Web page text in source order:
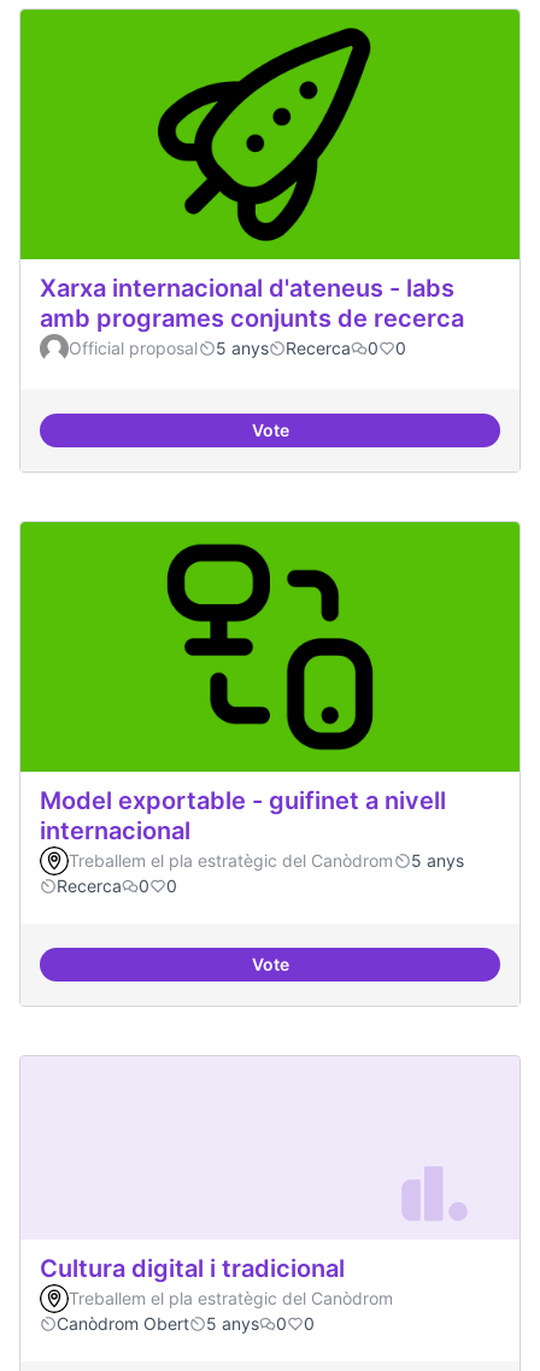
Xarxa internacional d'ateneus - labs
amb programes conjunts de recerca
Official proposal 5 anys Recerca 0 0
VoteXarxa internacional d'ateneus -
Model exportable - guifinet a nivell
internacional
Treballem el pla estratègic del Canòdrom
5 anys
Recerca
0 0
VoteModel exportable - guifinet a
Cultura digital i tradicional
Treballem el pla estratègic del Canòdrom
Canòdrom Obert
5 anys 0 0